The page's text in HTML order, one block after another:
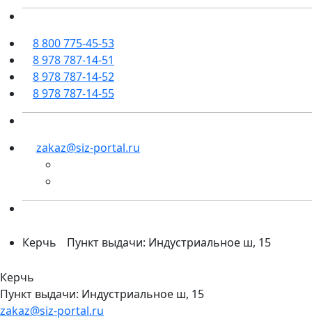
8 800 775-45-53
8 978 787-14-51
8 978 787-14-52
8 978 787-14-55
zakaz@siz-portal.ru
Керчь Пункт выдачи: Индустриальное ш, 15
Керчь
Пункт выдачи: Индустриальное ш, 15
zakaz@siz-portal.ru